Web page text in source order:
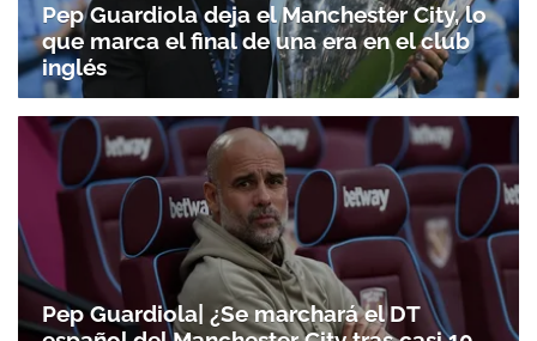
Pep Guardiola deja el Manchester City, lo
que marca el final de una era en el club
inglés
Pep Guardiola| ¿Se marchará el DT